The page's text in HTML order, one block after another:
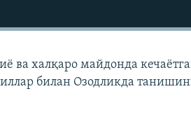
ва халқаро майдонда
билан Озодликда